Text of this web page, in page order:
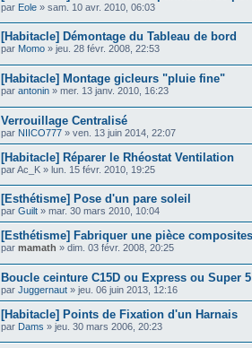
par Eole » sam. 10 avr. 2010, 06:03
[Habitacle] Démontage du Tableau de bord
par Momo » jeu. 28 févr. 2008, 22:53
[Habitacle] Montage gicleurs "pluie fine"
par antonin » mer. 13 janv. 2010, 16:23
Verrouillage Centralisé
par NIICO777 » ven. 13 juin 2014, 22:07
[Habitacle] Réparer le Rhéostat Ventilation
parAc_K » lun. 15 févr. 2010, 19:25
[Esthétisme] Pose d'un pare soleil
par Guilt » mar. 30 mars 2010, 10:04
[Esthétisme] Fabriquer une pièce composites
par mamath » dim. 03 févr. 2008, 20:25
Boucle ceinture C15D ou Express ou Super
par Juggernaut » jeu. 06 juin 2013, 12:16
[Habitacle] Points de Fixation d'un Harnais
par Dams » jeu. 30 mars 2006, 20:23